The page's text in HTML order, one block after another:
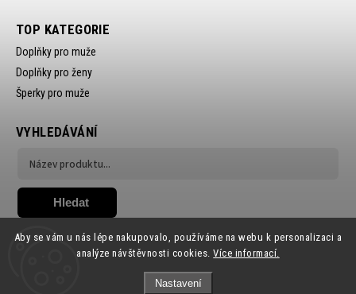
Aby se vám u nás lépe nakupovalo, používáme na webu k personalizaci a
analýze návštěvnosti cookies.Více informací.
Nastavení
TOP KATEGORIE
Doplňky pro muže
Doplňky pro ženy
Šperky pro muže
VYHLEDÁVÁNÍ
Hledat